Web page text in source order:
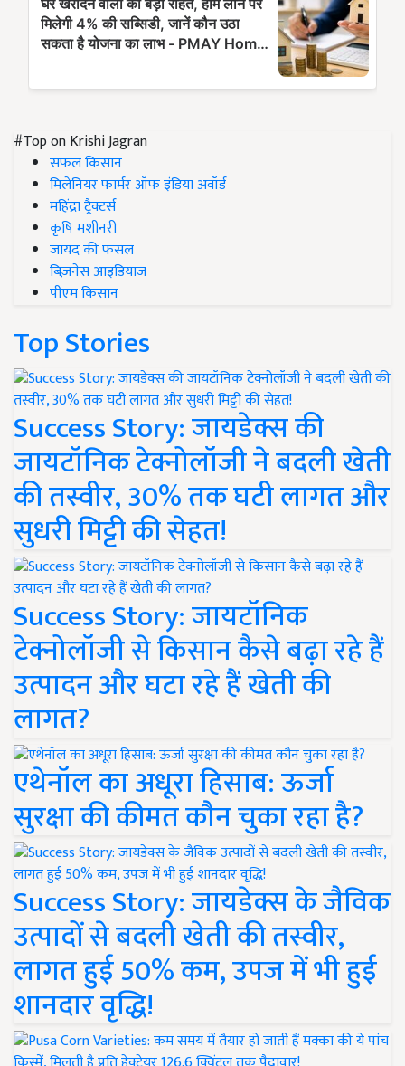
#Top on Krishi Jagran
सफल किसान
मिलेनियर फार्मर ऑफ इंडिया अवॉर्ड
महिंद्रा ट्रैक्टर्स
कृषि मशीनरी
जायद की फसल
बिज़नेस आइडियाज
पीएम किसान
Top Stories
Success Story: जायडेक्स की
जायटॉनिक टेक्नोलॉजी ने बदली खेती
की तस्वीर, 30% तक घटी लागत और
सुधरी मिट्टी की सेहत!
Success Story: जायटॉनिक
टेक्नोलॉजी से किसान कैसे बढ़ा रहे हैं
उत्पादन और घटा रहे हैं खेती की
लागत?
एथेनॉल का अधूरा हिसाब: ऊर्जा
सुरक्षा की कीमत कौन चुका रहा है?
Success Story: जायडेक्स के जैविक
उत्पादों से बदली खेती की तस्वीर,
लागत हुई 50% कम, उपज में भी हुई
शानदार वृद्धि!